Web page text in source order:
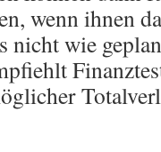
wenn ihnen
nicht wie